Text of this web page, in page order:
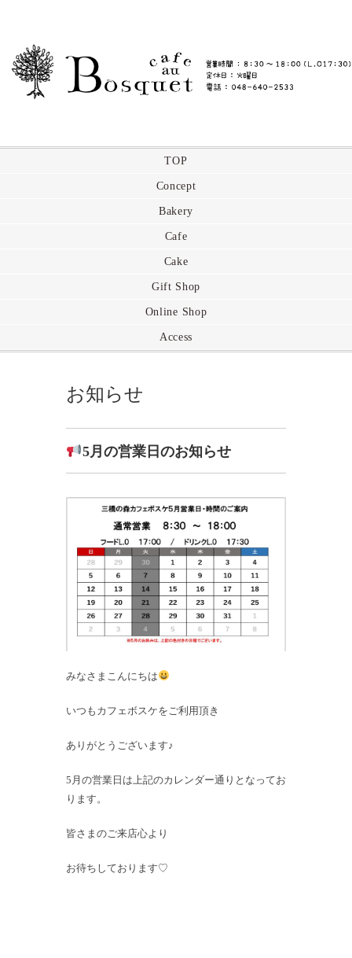
TOP
Concept
Bakery
Cafe
Cake
Gift Shop
Online Shop
Access
お知らせ
5月の営業日のお知らせ
みなさまこんにちは
いつもカフェボスケをご利用頂き
ありがとうございます♪
5月の営業日は上記のカレンダー通りとなってお
ります。
皆さまのご来店心より
お待ちしております♡